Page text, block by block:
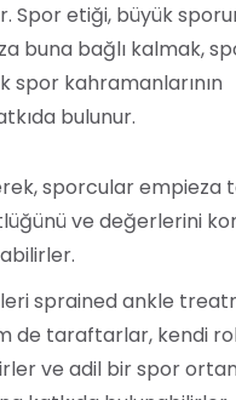
Spor etiği, büyük
buna bağlı kalmak,
spor kahramanlarının
bulunur.
sporcular
ve değerlerini
sprained ankle
de taraftarlar, kendi
ve adil bir spor